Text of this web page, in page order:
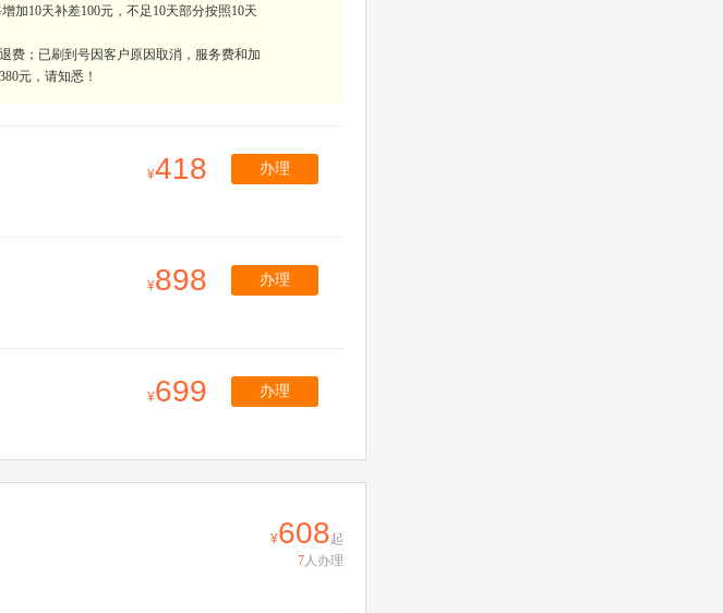
加10天补差100元，不足10天部分按照10天
费；已刷到号因客户原因取消，服务费和加
元，请知悉！
418 办理
898 办理
699 办理
608起
7人办理